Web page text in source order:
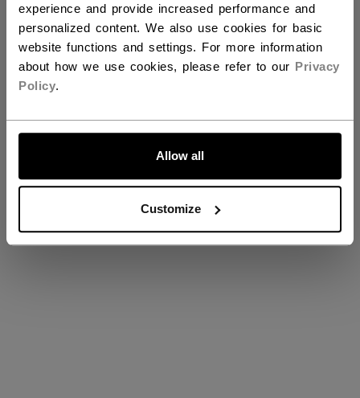
experience and provide increased performance and
personalized content. We also use cookies for basic
website functions and settings. For more information
about how we use cookies, please refer to our Privacy
Policy.
Allow all
Customize
ALLONS-Y !
IDENTIFICATION
TSS3TB-AD
GROUPE D'ÂGE
Adult
COLLECTION